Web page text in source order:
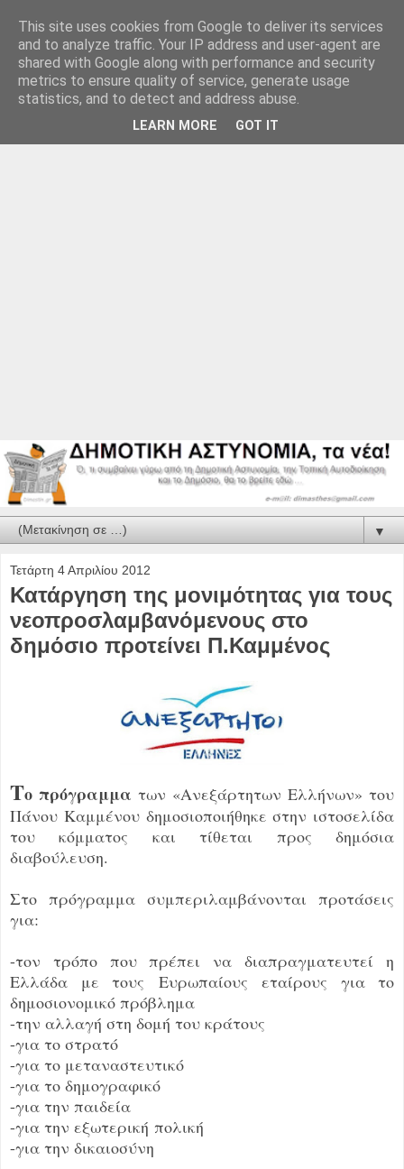
▼
Τετάρτη 4 Απριλίου 2012
Κατάργηση της μονιμότητας για τους
νεοπροσλαμβανόμενους στο
δημόσιο προτείνει Π.Καμμένος
Το πρόγραμμα των «Ανεξάρτητων Ελλήνων» του
Πάνου Καμμένου δημοσιοποιήθηκε στην ιστοσελίδα
του κόμματος και τίθεται προς δημόσια
διαβούλευση.
Στο πρόγραμμα συμπεριλαμβάνονται προτάσεις
για:
-τον τρόπο που πρέπει να διαπραγματευτεί η
Ελλάδα με τους Ευρωπαίους εταίρους για το
δημοσιονομικό πρόβλημα
-την αλλαγή στη δομή του κράτους
-για το στρατό
-για το μεταναστευτικό
-για το δημογραφικό
-για την παιδεία
-για την εξωτερική πολική
-για την δικαιοσύνη
This site uses cookies from Google to deliver its services
and to analyze traffic. Your IP address and user-agent are
shared with Google along with performance and security
metrics to ensure quality of service, generate usage
statistics, and to detect and address abuse.
LEARN MORE GOT IT